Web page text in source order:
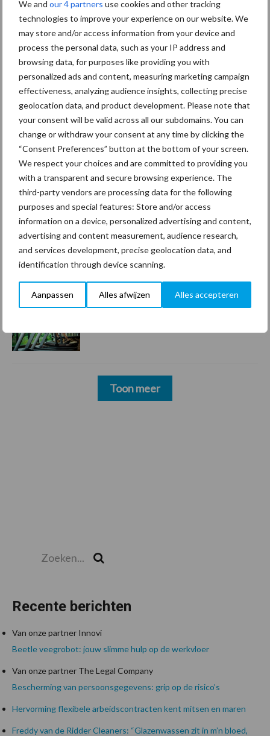
We and our 4 partners use cookies and other tracking
technologies to improve your experience on our website. We
may store and/or access information from your device and
process the personal data, such as your IP address and
browsing data, for purposes like providing you with
personalized ads and content, measuring marketing campaign
effectiveness, analyzing audience insights, collecting precise
geolocation data, and product development. Please note that
your consent will be valid across all our subdomains. You can
change or withdraw your consent at any time by clicking the
“Consent Preferences” button at the bottom of your screen.
We respect your choices and are committed to providing you
with a transparent and secure browsing experience. The
third-party vendors are processing data for the following
purposes and special features: Store and/or access
information on a device, personalized advertising and content,
advertising and content measurement, audience research,
and services development, precise geolocation data, and
identification through device scanning.
Aanpassen Alles afwijzen Alles accepteren
Primaire
Sidebar
Recent nieuws Partner nieuws
30 dec
Hervorming flexibele
arbeidscontracten kent mitsen en
maren
29 dec
Freddy van de Ridder Cleaners:
“Glazenwassen zit in m’n bloed,
maar innoveren is mijn toekomst”
24 dec
Friendship Sports Centre maakt
vrienden voor het leven
23 dec
Business Apps: breng rust in de
schoonmaakchaos
22 dec
Sportschool Saints & Stars moet
Toon meer
Recente berichten
Van onze partner Innovi
Beetle veegrobot: jouw slimme hulp op de werkvloer
Van onze partner The Legal Company
Bescherming van persoonsgegevens: grip op de risico’s
Hervorming flexibele arbeidscontracten kent mitsen en maren
Freddy van de Ridder Cleaners: “Glazenwassen zit in m’n bloed,